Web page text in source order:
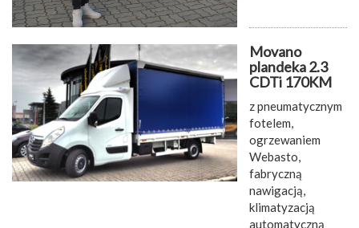
Movano
plandeka 2.3
CDTi 170KM
z pneumatycznym
fotelem,
ogrzewaniem
Webasto,
fabryczną
nawigacją,
klimatyzacją
automatyczną